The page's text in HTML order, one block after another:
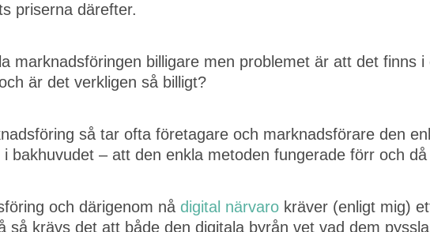
priserna därefter.
marknadsföringen billigare men problemet är att det finns
är det verkligen så billigt?
så tar ofta företagare och marknadsförare den
bakhuvudet – att den enkla metoden fungerade förr och
och därigenom nå digital närvaro kräver (enligt mig)
så krävs det att både den digitala byrån vet vad dem